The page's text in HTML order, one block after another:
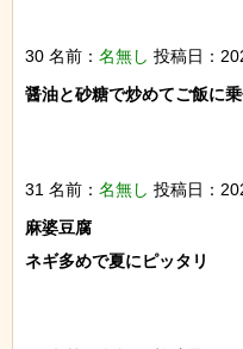
30 名前： 名無し 投稿日：
醤油と砂糖で炒めてご飯に
31 名前： 名無し 投稿日：
麻婆豆腐
ネギ多めで夏にピッタリ